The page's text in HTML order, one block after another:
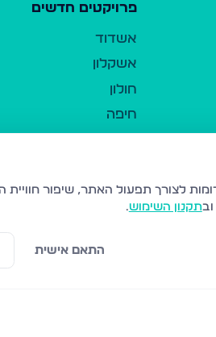
פרויקטים חדשים
אשדוד
אשקלון
חולון
חיפה
נהריה
עמנואל
ובתקנון השימוש.
התאם אישית